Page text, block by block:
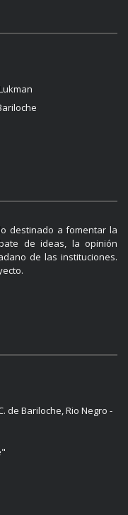
destinado a fomentar la
de ideas, la opinión
de las instituciones.
de Bariloche, Rio Negro -